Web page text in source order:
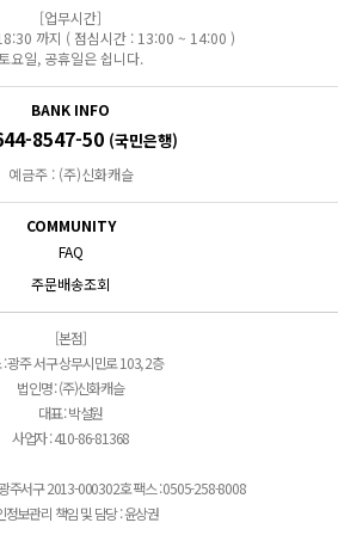
[업무시간]
까지 ( 점심시간 : 13:00 ~ 14:00 )
요일, 공휴일은 쉽니다.
BANK INFO
8547-50 (국민은행)
예금주 : (주)신화캐슬
COMMUNITY
FAQ
주문배송조회
[본점]
광주 서구 상무시민로 103, 2층
법인명 : (주)신화캐슬
대표 : 박설원
사업자 : 410-86-81368
주서구 2013-000302호 팩스 : 0505-258-8008
정보관리 책임 및 담당 : 윤상권